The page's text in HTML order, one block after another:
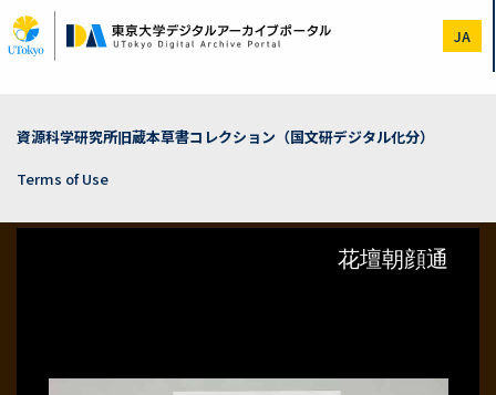
to
main
JA
資源科学研究所旧蔵本草書コレクション（国文研デジタル化分）
Terms of Use